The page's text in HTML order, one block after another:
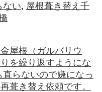
ない, 屋根葺き替え千
屋根（ガルバリウ
を繰り返すようにな
らないので嫌になっ
葺き替え依頼です。